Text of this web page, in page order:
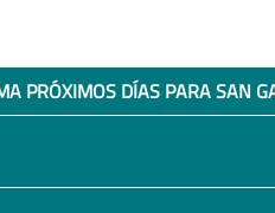
PRÓXIMOS DÍAS PARA SAN